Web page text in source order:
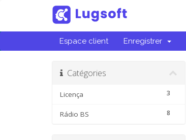
Espace client Enregistrer
Catégories
3
Licença
8
Rádio BS